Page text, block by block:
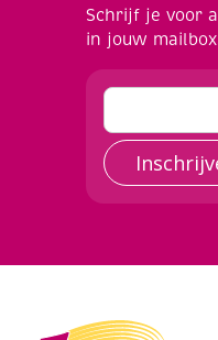
Schrijf je voor
in jouw